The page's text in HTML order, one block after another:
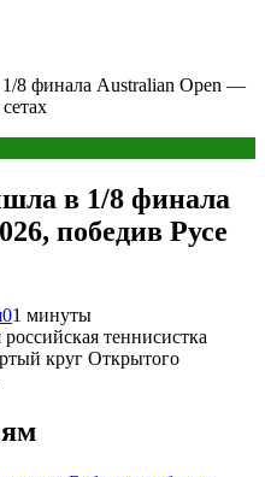
8 финала Australian Open —
в 1/8 финала
победив Русе
01 минуты
теннисистка
круг Открытого